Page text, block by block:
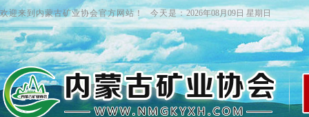
欢迎来到内蒙古矿业协会官方网站！ 今天是：2026年08月09日 星期日